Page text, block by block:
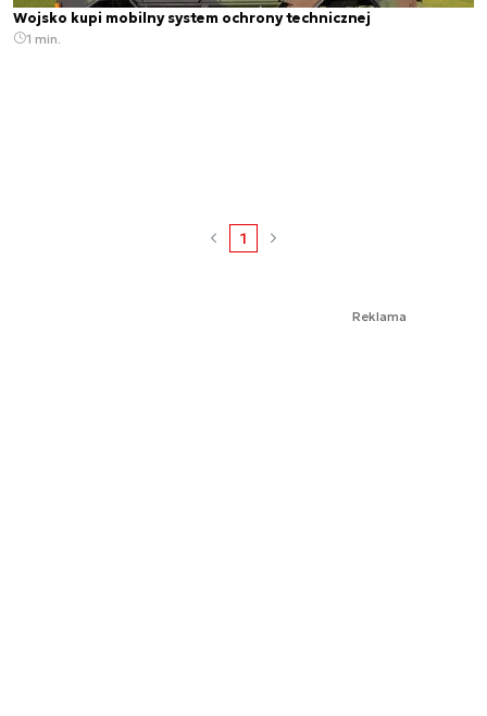
Wojsko kupi mobilny system ochrony technicznej
1 min.
1
Reklama